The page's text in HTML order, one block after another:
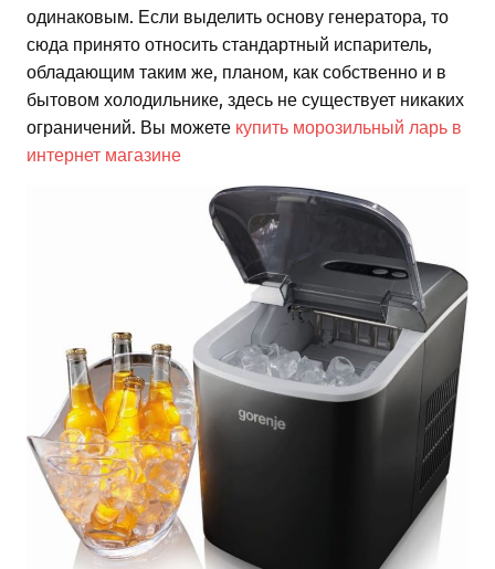
одинаковым. Если выделить основу генератора, то
сюда принято относить стандартный испаритель,
обладающим таким же, планом, как собственно и в
бытовом холодильнике, здесь не существует никаких
ограничений. Вы можете купить морозильный ларь в
интернет магазине